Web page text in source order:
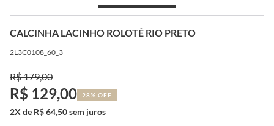
CALCINHA LACINHO ROLOTÊ RIO PRETO
2L3C0108_60_3
R$ 179,00
R$ 129,00 28% OFF
2X de R$ 64,50 sem juros